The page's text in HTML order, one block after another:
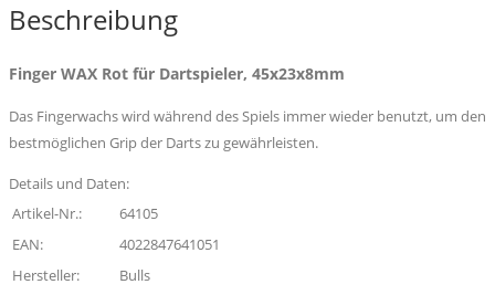
45x23x8mm
Beschreibung
Finger WAX Rot für Dartspieler, 45x23x8mm
Das Fingerwachs wird während des Spiels immer wieder benutzt, um den
bestmöglichen Grip der Darts zu gewährleisten.
Details und Daten:
Artikel-Nr.:
64105
EAN:
4022847641051
Hersteller:
Bulls